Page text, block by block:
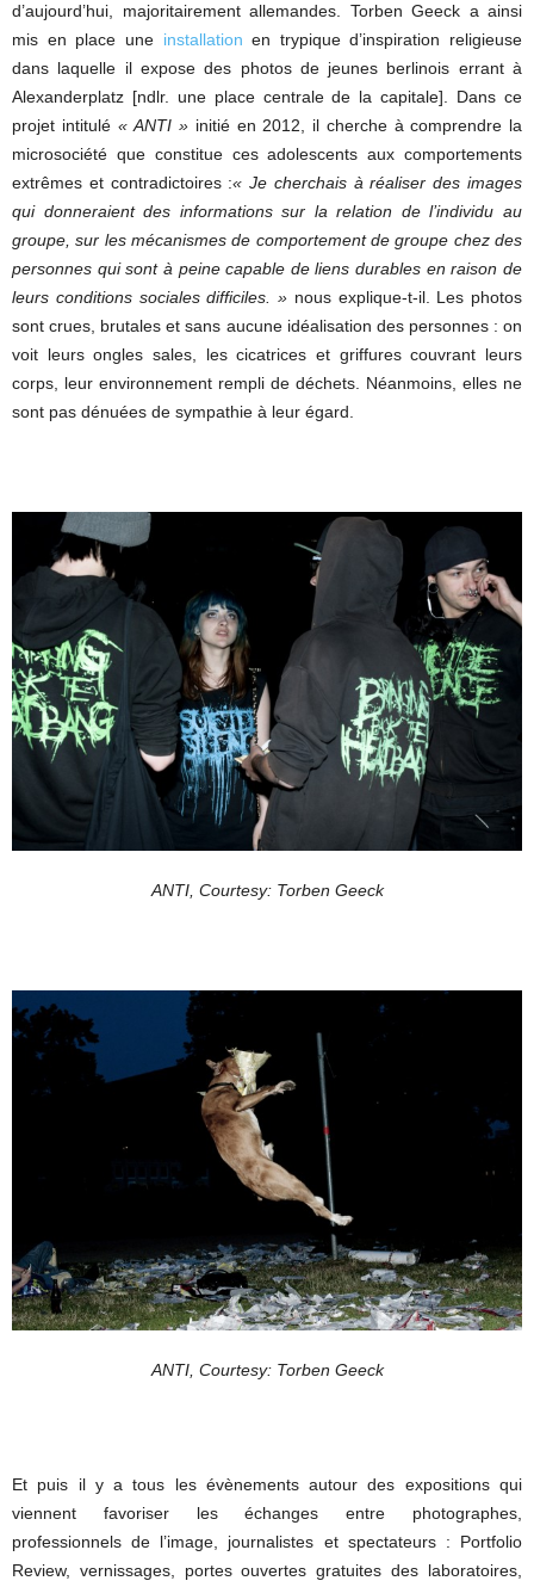
d’aujourd’hui, majoritairement allemandes. Torben Geeck a ainsi
mis en place une installation en trypique d’inspiration religieuse
dans laquelle il expose des photos de jeunes berlinois errant à
Alexanderplatz [ndlr. une place centrale de la capitale]. Dans ce
projet intitulé « ANTI » initié en 2012, il cherche à comprendre la
microsociété que constitue ces adolescents aux comportements
extrêmes et contradictoires :« Je cherchais à réaliser des images
qui donneraient des informations sur la relation de l’individu au
groupe, sur les mécanismes de comportement de groupe chez des
personnes qui sont à peine capable de liens durables en raison de
leurs conditions sociales difficiles. » nous explique-t-il. Les photos
sont crues, brutales et sans aucune idéalisation des personnes : on
voit leurs ongles sales, les cicatrices et griffures couvrant leurs
corps, leur environnement rempli de déchets. Néanmoins, elles ne
sont pas dénuées de sympathie à leur égard.
ANTI, Courtesy: Torben Geeck
ANTI, Courtesy: Torben Geeck
Et puis il y a tous les évènements autour des expositions qui
viennent favoriser les échanges entre photographes,
professionnels de l’image, journalistes et spectateurs : Portfolio
Review, vernissages, portes ouvertes gratuites des laboratoires,